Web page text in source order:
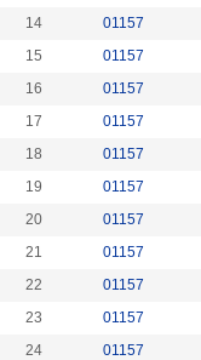
14
01157
15
01157
16
01157
17
01157
18
01157
19
01157
20
01157
21
01157
22
01157
23
01157
24
01157